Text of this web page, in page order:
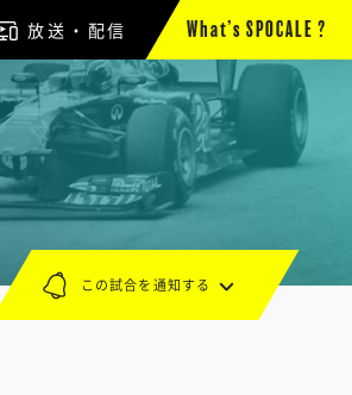
放送・配信 What’s SPOCALE ?
この試合を通知する